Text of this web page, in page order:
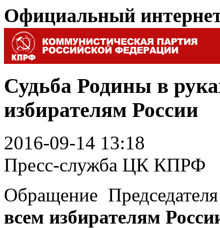
Официальный
Судьба Родины в
избирателям России
2016-09-14 13:18
Пресс-служба ЦК КПРФ
Обращение
всем избирателям